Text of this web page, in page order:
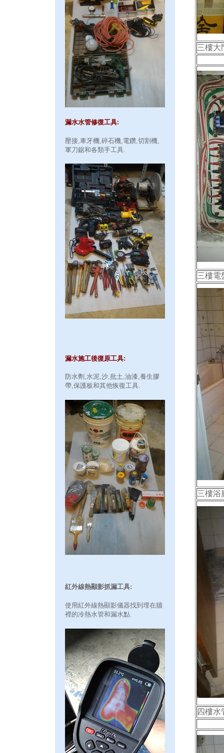
漏水水管修復工具:
壓接,車牙機,碎石機,電鑽,切割機,
軍刀鋸和各類手工具.
漏水施工後復原工具:
防水劑,水泥,沙,批土,油漆,養生膠
帶,保護板和其他恢復工具.
紅外線熱顯影抓漏工具:
使用紅外線熱顯影儀器找到埋在牆
裡的冷熱水管和漏水點.
三樓大
三樓電
三樓浴
四樓水